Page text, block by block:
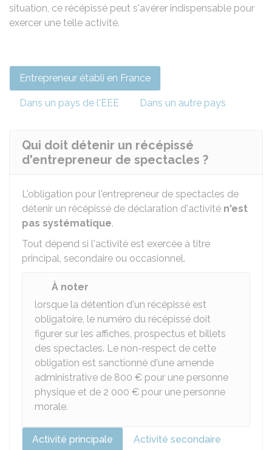
situation, ce récépissé peut s'avérer indispensable pour
exercer une telle activité.
Entrepreneur établi en France
Dans un pays de l'EEE Dans un autre pays
Qui doit détenir un récépissé
d'entrepreneur de spectacles ?
L'obligation pour l'entrepreneur de spectacles de
détenir un récépissé de déclaration d'activité n'est
pas systématique.
Tout dépend si l'activité est exercée à titre
principal, secondaire ou occasionnel.
À noter
lorsque la détention d'un récépissé est
obligatoire, le numéro du récépissé doit
figurer sur les affiches, prospectus et billets
des spectacles. Le non-respect de cette
obligation est sanctionné d'une amende
administrative de 800 € pour une personne
physique et de 2 000 € pour une personne
morale.
Activité principale Activité secondaire